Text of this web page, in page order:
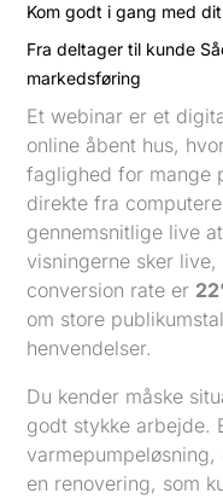
Kom godt i gang med
Fra deltager til kunde
markedsføring
Et webinar er et
online åbent hus,
faglighed for mange
direkte fra
gennemsnitlige live
visningerne sker
conversion rate er
om store
henvendelser.
Du kender måske
godt stykke arbejde.
en renovering, som